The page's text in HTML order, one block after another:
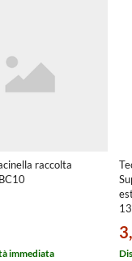
raccolta
immediata